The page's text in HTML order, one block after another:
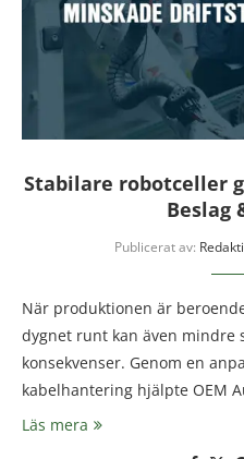
Stabilare robotceller
Beslag
Publicerat av:
När produktionen är
dygnet runt kan även mindre
konsekvenser. Genom en
kabelhantering hjälpte OEM
Läs mera